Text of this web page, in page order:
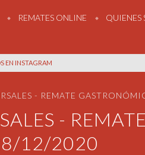
REMATES ONLINE QUIENES
EN INSTAGRAM
- REMATE
-
12/2020